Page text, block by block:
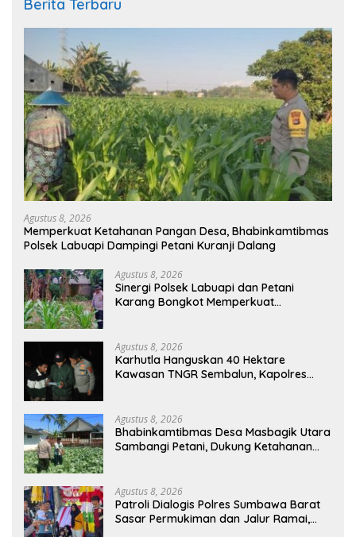
Berita Terbaru
Agustus 8, 2026
Memperkuat Ketahanan Pangan Desa, Bhabinkamtibmas
Polsek Labuapi Dampingi Petani Kuranji Dalang
Agustus 8, 2026
Sinergi Polsek Labuapi dan Petani
Karang Bongkot Memperkuat
Agustus 8, 2026
Karhutla Hanguskan 40 Hektare
Kawasan TNGR Sembalun, Kapolres
Agustus 8, 2026
Bhabinkamtibmas Desa Masbagik Utara
Sambangi Petani, Dukung Ketahanan
Agustus 8, 2026
Patroli Dialogis Polres Sumbawa Barat
Sasar Permukiman dan Jalur Ramai,